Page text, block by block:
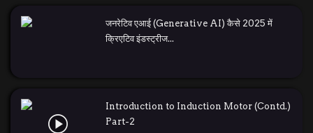
जनरेटिव एआई (Generative AI) कैसे 2025 में
क्रिएटिव इंडस्ट्रीज...
Introduction to Induction Motor (Contd.)
Part-2